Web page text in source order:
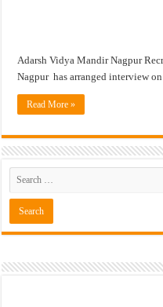
Adarsh Vidya Mandir Nagpur
Nagpur has arranged interview
Read More »